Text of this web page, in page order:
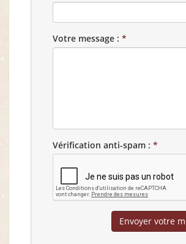
Votre message : *
Vérification anti-spam : *